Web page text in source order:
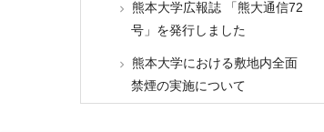
熊本大学広報誌 「熊大通信72
号」を発行しました
熊本大学における敷地内全面
禁煙の実施について